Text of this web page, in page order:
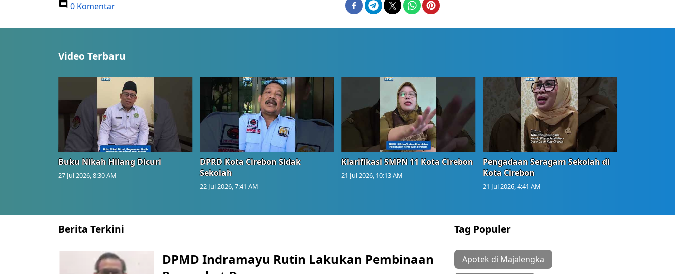
0 Komentar
Video Terbaru
Buku Nikah Hilang Dicuri
27 Jul 2026, 8:30 AM
DPRD Kota Cirebon Sidak
Sekolah
22 Jul 2026, 7:41 AM
Klarifikasi SMPN 11 Kota Cirebon
21 Jul 2026, 10:13 AM
Pengadaan Seragam Sekolah di
Kota Cirebon
21 Jul 2026, 4:41 AM
Berita Terkini
DPMD Indramayu Rutin Lakukan Pembinaan
Tag Populer
Apotek di Majalengka